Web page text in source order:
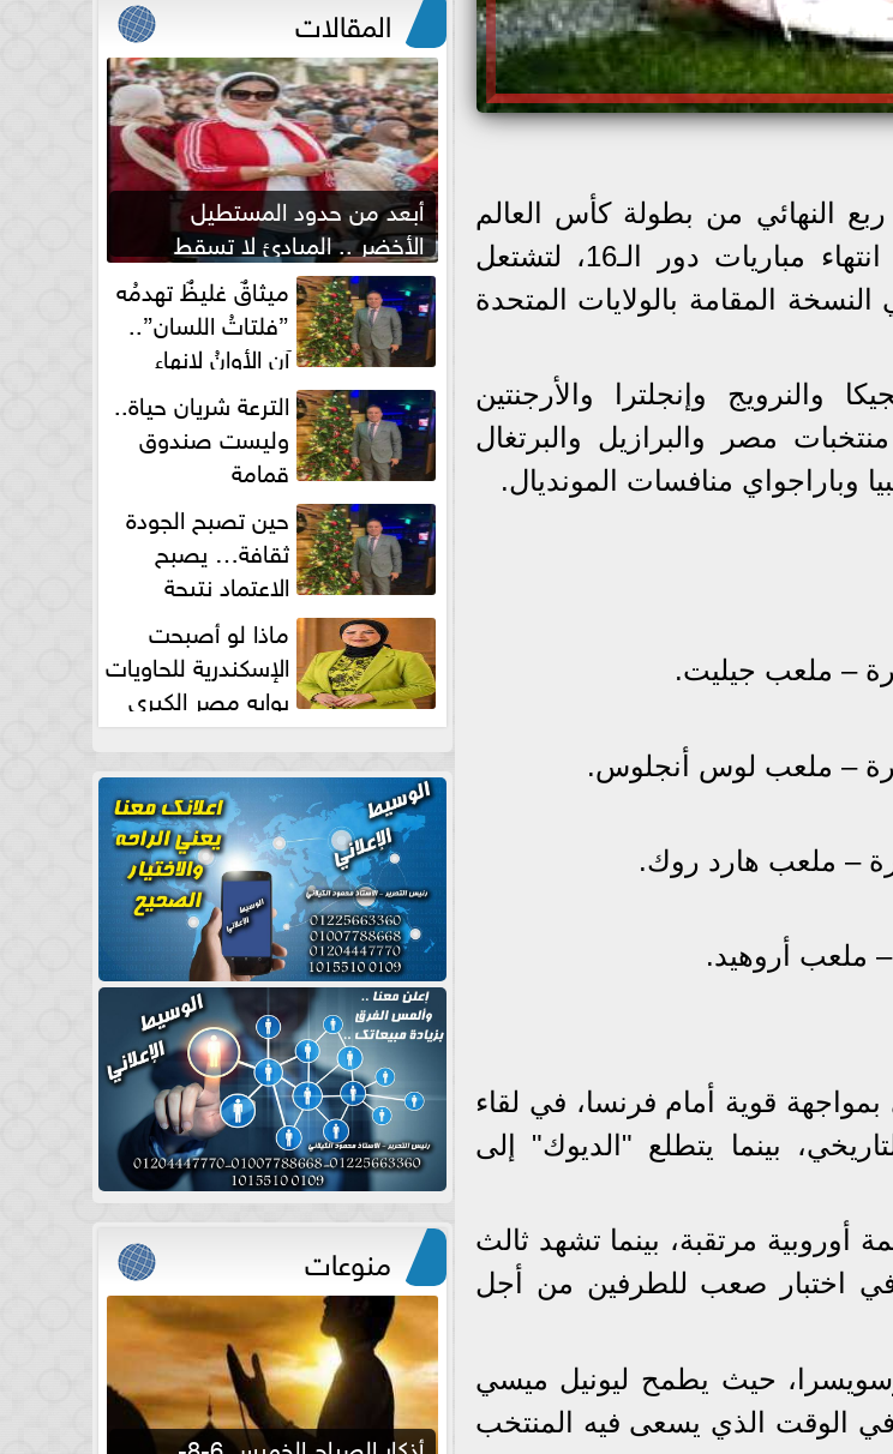
النهائي من بطولة كأس العالم
2026، بعدما اكتمل عقد المنتخبات المتأهلة عقب انتهاء مباريات دور الـ16، لتشتعل
المقامة بالولايات المتحدة
والنرويج وإنجلترا والأرجنتين
مصر والبرازيل والبرتغال
وباراجواي منافسات المونديال.
قوية أمام فرنسا، في لقاء
بينما يتطلع "الديوك" إلى
أوروبية مرتقبة، بينما تشهد ثالث
في اختبار صعب للطرفين من أجل
وسويسرا، حيث يطمح ليونيل ميسي
الوقت الذي يسعى فيه المنتخب
المقالات
أبعد من حدود المستطيل
الأخضر .. المبادئ لا تسقط
بصفارة الحكم ميثاقٌ غليظٌ تهدمُه
”فلتاتُ اللسان”..
آن الأوانُ لإنهاءِ
فوضى الطلاق الشفهي!الترعة شريان حياة..
وليست صندوق
قمامة
حين تصبح الجودة
ثقافة… يصبح
الاعتماد نتيجة
طبيعية
ماذا لو أصبحت
الإسكندرية للحاويات
بوابه مصر الكبري
للتجارة العالمية بقلم د...
منوعات
أذكار الصباح الخميس 6-8-